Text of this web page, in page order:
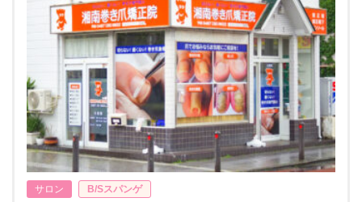
サロン B/Sスパンゲ